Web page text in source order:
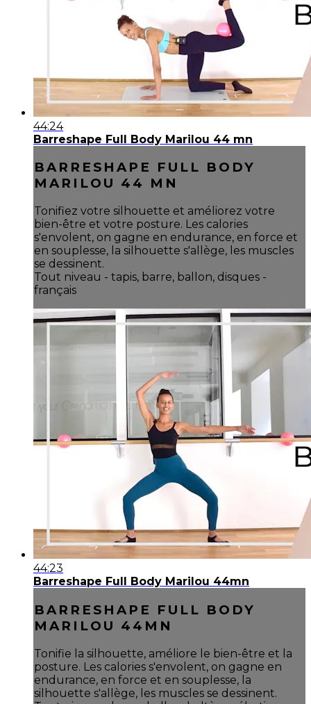
44:24
Barreshape Full Body Marilou 44 mn
BARRESHAPE FULL BODY
MARILOU 44 MN
Tonifiez votre silhouette et améliorez votre
bien-être et votre posture. Les calories
s'envolent, on gagne en endurance, en force et
en souplesse, la silhouette s'allège, les muscles
se dessinent.
Tout niveau - tapis, barre, ballon, disques -
français
44:23
Barreshape Full Body Marilou 44mn
BARRESHAPE FULL BODY
MARILOU 44MN
Tonifie la silhouette, améliore le bien-être et la
posture. Les calories s'envolent, on gagne en
endurance, en force et en souplesse, la
silhouette s'allège, les muscles se dessinent.